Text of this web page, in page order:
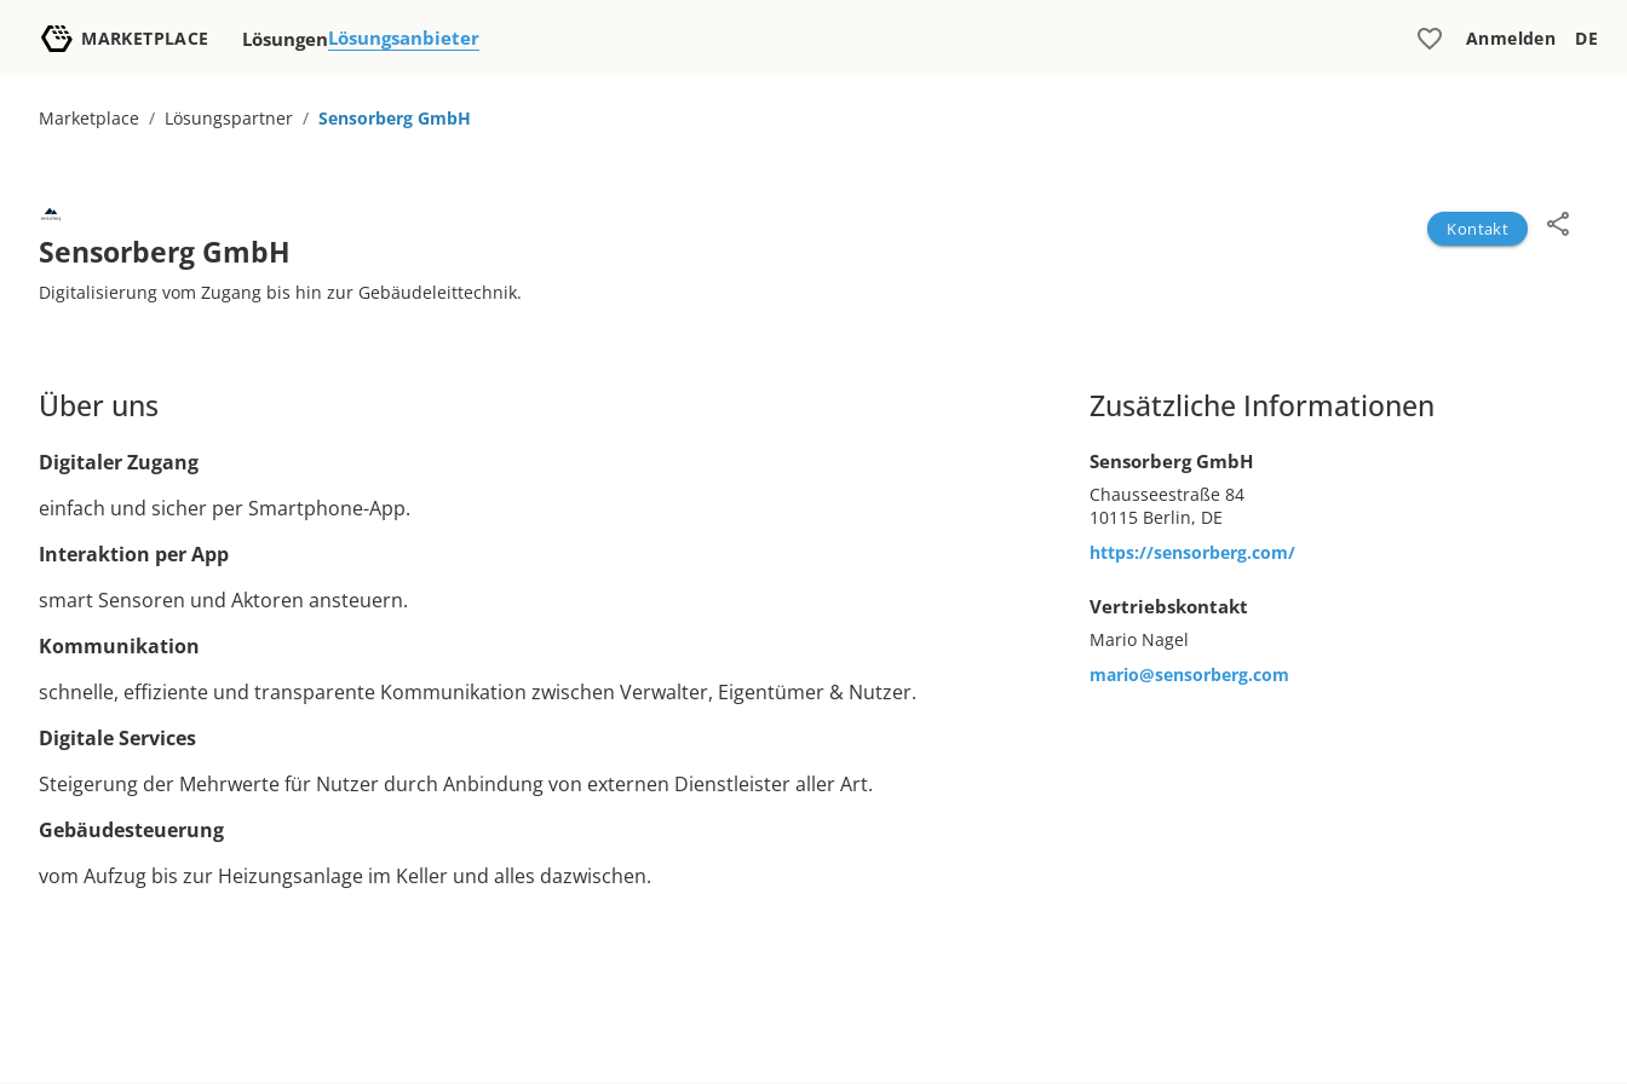
MARKETPLACE LösungenLösungsanbieter Anmelden DE
Marketplace / Lösungspartner / Sensorberg GmbH
Sensorberg GmbH
Digitalisierung vom Zugang bis hin zur Gebäudeleittechnik.
Kontakt
Über uns
Digitaler Zugang
einfach und sicher per Smartphone-App.
Interaktion per App
smart Sensoren und Aktoren ansteuern.
Kommunikation
schnelle, effiziente und transparente Kommunikation zwischen Verwalter, Eigentümer & Nutzer.
Digitale Services
Steigerung der Mehrwerte für Nutzer durch Anbindung von externen Dienstleister aller Art.
Gebäudesteuerung
vom Aufzug bis zur Heizungsanlage im Keller und alles dazwischen.
Zusätzliche Informationen
Sensorberg GmbH
Chausseestraße 84
10115 Berlin, DE
https://sensorberg.com/
Vertriebskontakt
Mario Nagel
mario@sensorberg.com